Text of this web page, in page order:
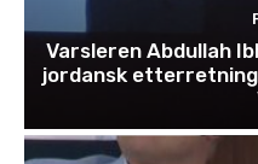
Varsleren Abdullah
jordansk